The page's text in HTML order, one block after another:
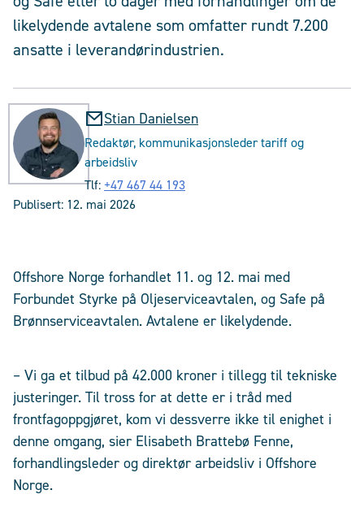
likelydende avtalene som omfatter rundt 7.200
ansatte i leverandørindustrien.
Stian Danielsen
Redaktør, kommunikasjonsleder tariff og
arbeidsliv
Tlf: +47 467 44 193
Publisert: 12. mai 2026
Offshore Norge forhandlet 11. og 12. mai med
Forbundet Styrke på Oljeserviceavtalen, og Safe på
Brønnserviceavtalen. Avtalene er likelydende.
– Vi ga et tilbud på 42.000 kroner i tillegg til tekniske
justeringer. Til tross for at dette er i tråd med
frontfagoppgjøret, kom vi dessverre ikke til enighet i
denne omgang, sier Elisabeth Brattebø Fenne,
forhandlingsleder og direktør arbeidsliv i Offshore
Norge.